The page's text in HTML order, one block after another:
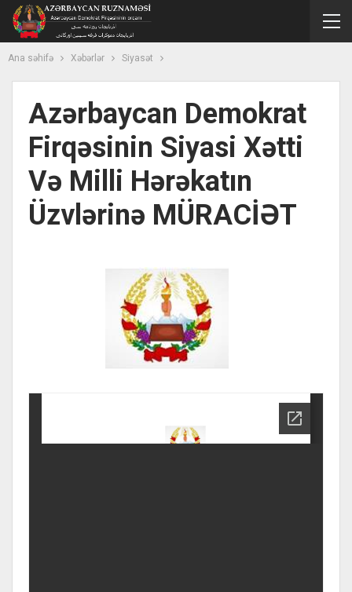
Ana səhifə Xəbərlər Siyasət
Azərbaycan Demokrat
Firqəsinin Siyasi Xətti
Və Milli Hərəkatın
Üzvlərinə MÜRACİƏT